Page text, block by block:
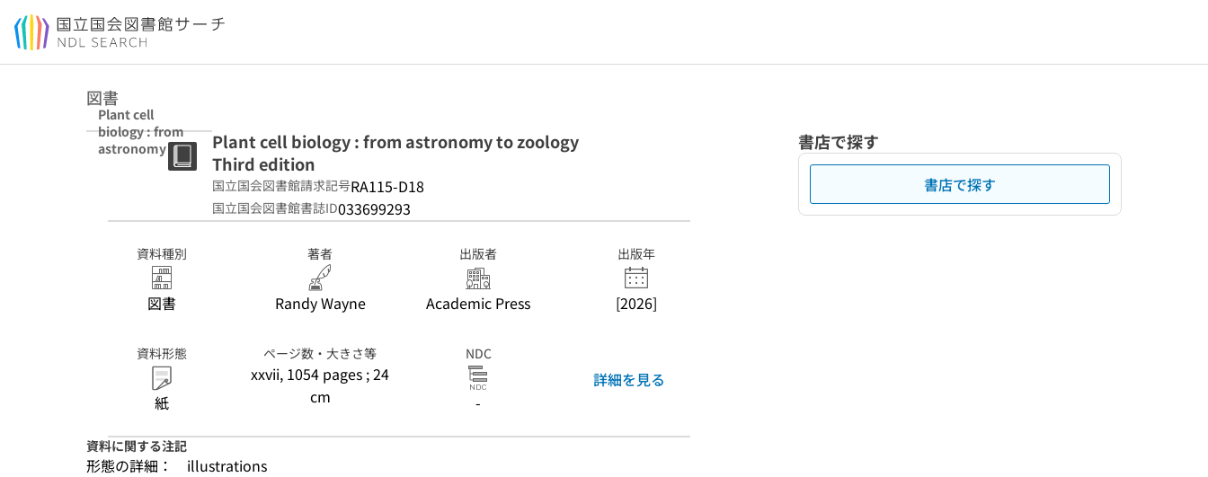
本文へ移動
図書
Plant cell
biology : from
astronomy to
zoology Third
Plant cell biology : from astronomy to zoology
Third edition
国立国会図書館請求記号RA115-D18
国立国会図書館書誌ID033699293
資料種別
図書
著者
Randy Wayne
出版者
Academic Press
出版年
[2026]
資料形態
紙
ページ数・大きさ等
xxvii, 1054 pages ; 24
cm
NDC
-
詳細を見る
資料に関する注記
形態の詳細： illustrations
書店で探す
書店で探す